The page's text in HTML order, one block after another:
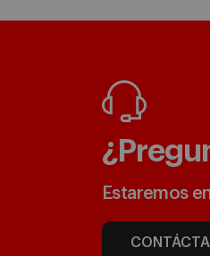
Estaremos